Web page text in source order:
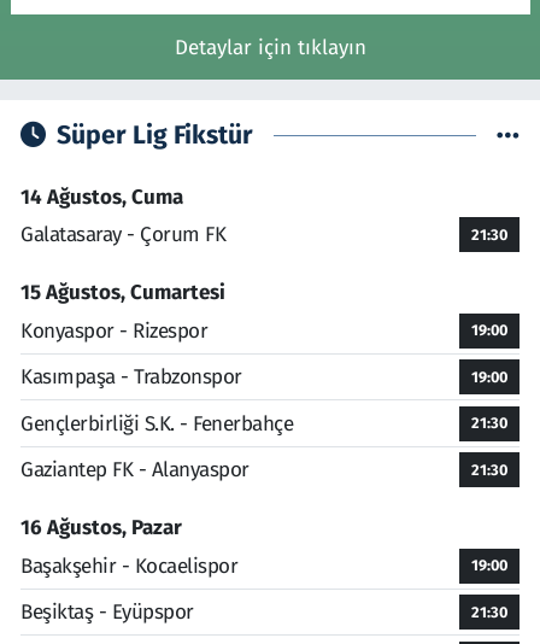
Detaylar için tıklayın
Süper Lig Fikstür
14 Ağustos, Cuma
Galatasaray - Çorum FK
21:30
15 Ağustos, Cumartesi
Konyaspor - Rizespor
19:00
Kasımpaşa - Trabzonspor 19:00
Gençlerbirliği S.K. - Fenerbahçe 21:30
Gaziantep FK - Alanyaspor 21:30
16 Ağustos, Pazar
Başakşehir - Kocaelispor
19:00
Beşiktaş - Eyüpspor 21:30